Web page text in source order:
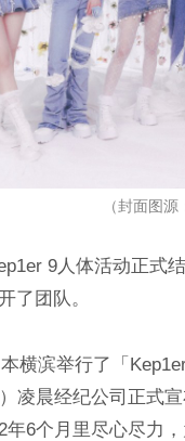
（封面图源
9人体活动正式
了团队。
横滨举行了「
凌晨经纪公司正式
年6个月里尽心尽力